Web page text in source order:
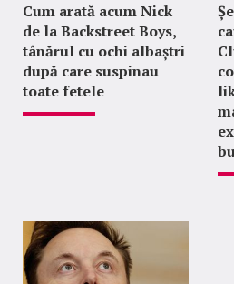
Cum arată acum Nick
de la Backstreet Boys,
tânărul cu ochi albaștri
după care suspinau
toate fetele